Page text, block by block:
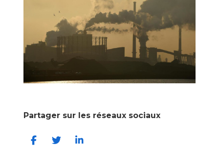
Partager sur les réseaux sociaux